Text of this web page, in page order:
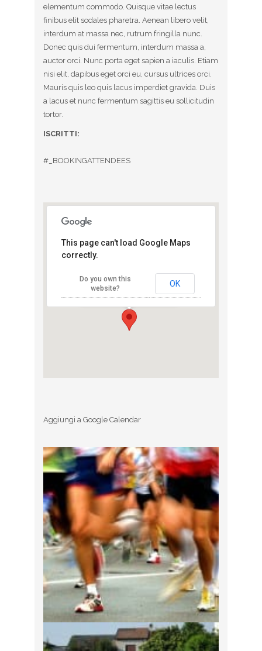
elementum commodo. Quisque vitae lectus
finibus elit sodales pharetra. Aenean libero velit,
interdum at massa nec, rutrum fringilla nunc.
Donec quis dui fermentum, interdum massa a,
auctor orci. Nunc porta eget sapien a iaculis. Etiam
nisi elit, dapibus eget orci eu, cursus ultrices orci.
Mauris quis leo quis lacus imperdiet gravida. Duis
a lacus et nunc fermentum sagittis eu sollicitudin
tortor.
ISCRITTI:
#_BOOKINGATTENDEES
Parco della
Farnesina - Roma
View Eventi
This page can't load Google Maps
correctly.
Do you own this
website?
OK
Aggiungi a Google Calendar